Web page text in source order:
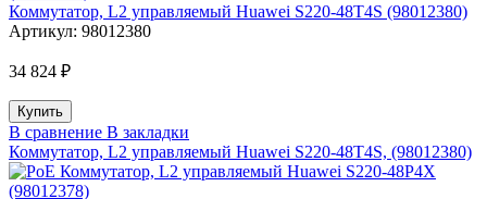
Коммутатор, L2 управляемый Huawei S220-48T4S (98012380)
Артикул: 98012380
34 824 ₽
В сравнение В закладки
Коммутатор, L2 управляемый Huawei S220-48T4S, (98012380)